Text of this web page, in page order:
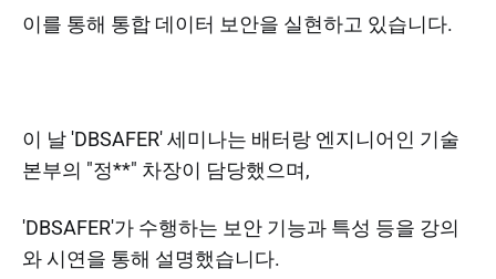
이를 통해 통합 데이터 보안을 실현하고 있습니다.
이 날 'DBSAFER' 세미나는 배터랑 엔지니어인 기술
본부의 "정**" 차장이 담당했으며,
'DBSAFER'가 수행하는 보안 기능과 특성 등을 강의
와 시연을 통해 설명했습니다.